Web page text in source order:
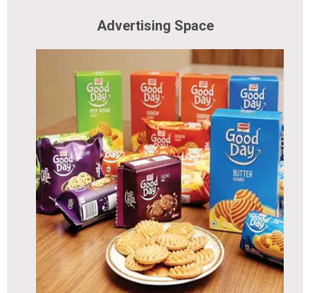
Advertising Space